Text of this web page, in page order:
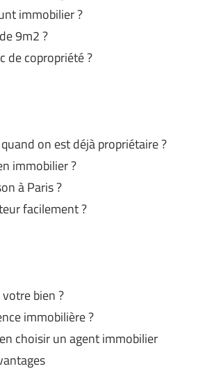
immobilier ?
9m2 ?
de copropriété ?
on est déjà propriétaire ?
immobilier ?
à Paris ?
facilement ?
bien ?
immobilière ?
choisir un agent immobilier